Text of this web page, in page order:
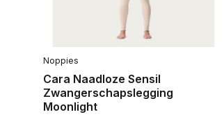
Noppies
Cara Naadloze Sensil
Zwangerschapslegging
Moonlight